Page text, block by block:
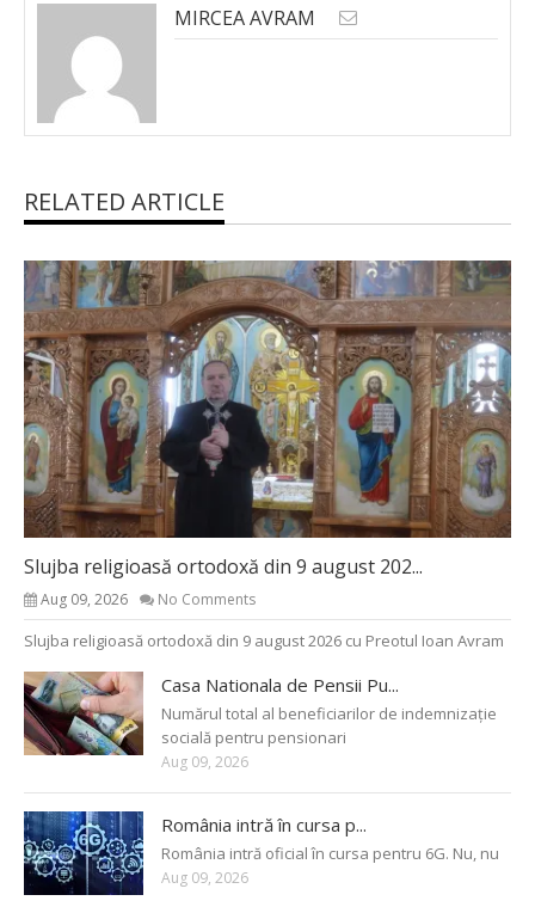
MIRCEA AVRAM
RELATED ARTICLE
Slujba religioasă ortodoxă din 9 august 202...
Aug 09, 2026 No Comments
Slujba religioasă ortodoxă din 9 august 2026 cu Preotul Ioan Avram
Casa Nationala de Pensii Pu...
Numărul total al beneficiarilor de indemnizație
socială pentru pensionari
Aug 09, 2026
România intră în cursa p...
România intră oficial în cursa pentru 6G. Nu, nu
Aug 09, 2026